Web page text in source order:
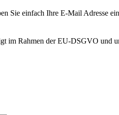
Sie einfach Ihre E-Mail Adresse
im Rahmen der EU-DSGVO und